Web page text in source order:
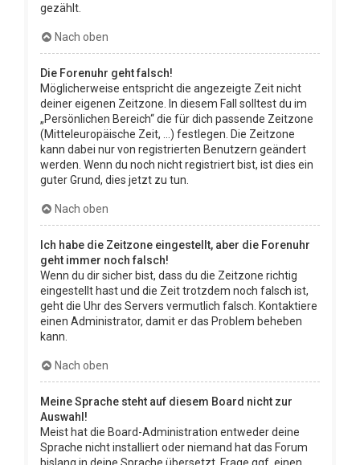
gezählt.
Nach oben
Die Forenuhr geht falsch!
Möglicherweise entspricht die angezeigte Zeit nicht
deiner eigenen Zeitzone. In diesem Fall solltest du im
„Persönlichen Bereich“ die für dich passende Zeitzone
(Mitteleuropäische Zeit, ...) festlegen. Die Zeitzone
kann dabei nur von registrierten Benutzern geändert
werden. Wenn du noch nicht registriert bist, ist dies ein
guter Grund, dies jetzt zu tun.
Nach oben
Ich habe die Zeitzone eingestellt, aber die Forenuhr
geht immer noch falsch!
Wenn du dir sicher bist, dass du die Zeitzone richtig
eingestellt hast und die Zeit trotzdem noch falsch ist,
geht die Uhr des Servers vermutlich falsch. Kontaktiere
einen Administrator, damit er das Problem beheben
kann.
Nach oben
Meine Sprache steht auf diesem Board nicht zur
Auswahl!
Meist hat die Board-Administration entweder deine
Sprache nicht installiert oder niemand hat das Forum
bislang in deine Sprache übersetzt. Frage ggf. einen